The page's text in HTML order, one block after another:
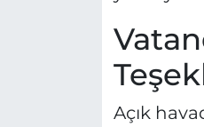
Açık